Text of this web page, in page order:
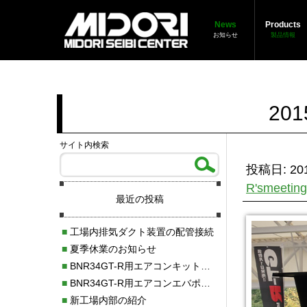
News
お知らせ
Products
製品情報
投稿日:
R'smeeting
サイト内検索
最近の投稿
■工場内排気ダクト装置の配管接続
■夏季休業のお知らせ
■BNR34GT-R用エアコンキット新発売！！
■BNR34GT-R用エアコンエバポレーターを新発売！！
■新工場内部の紹介